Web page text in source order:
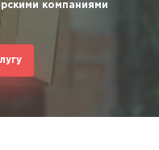
компаниями